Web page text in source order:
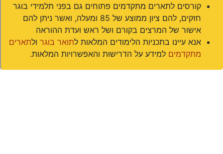
קורסים לתארים מתקדמים פתוחים גם בפני תלמידי בוגר
חזקים, להם ציון ממוצע של 85 ומעלה, ואשר ניתן להם
אישור של המרצים בקורם ושל ראש ועדת ההוראה
אנא עיינו בתכניות הלימודים המלאות לתואר בוגר ולתארים
מתקדמים למידע על הדרישות והאפשרויות המלאות.